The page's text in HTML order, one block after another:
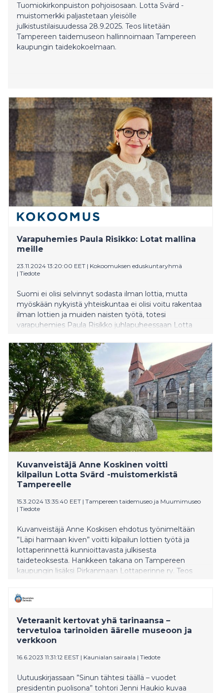
Tuomiokirkonpuiston pohjoisosaan. Lotta Svärd -
muistomerkki paljastetaan yleisölle
julkistustilaisuudessa 28.9.2025. Teos liitetään
Tampereen taidemuseon hallinnoimaan Tampereen
kaupungin taidekokoelmaan.
Varapuhemies Paula Risikko: Lotat mallina
meille
23.11.2024 13:20:00 EET | Kokoomuksen eduskuntaryhmä
| Tiedote
Suomi ei olisi selvinnyt sodasta ilman lottia, mutta
myöskään nykyistä yhteiskuntaa ei olisi voitu rakentaa
ilman lottien ja muiden naisten työtä, totesi
varapuhemies Paula Risikko juhlapuheessaan Lotta
vuotismuistotilaisuudessa 23.11.2024 Helsingissä.
Tilaisuuden järjesti Suomen Lottaperinneliitto.
Kuvanveistäjä Anne Koskinen voitti
kilpailun Lotta Svärd -muistomerkistä
Tampereelle
15.3.2024 13:35:40 EET | Tampereen taidemuseo ja Muumimuseo
| Tiedote
Kuvanveistäjä Anne Koskisen ehdotus työnimeltään
”Läpi harmaan kiven” voitti kilpailun lottien työtä ja
lottaperinnettä kunnioittavasta julkisesta
taideteoksesta. Hankkeen takana on Tampereen
kaupungin lisäksi Pirkanmaan Lottaperinne ry. Teos
pohjoispuolelle.
Veteraanit kertovat yhä tarinaansa –
tervetuloa tarinoiden äärelle museoon ja
verkkoon
16.6.2023 11:31:12 EEST | Kaunialan sairaala | Tiedote
Uutuuskirjassaan ”Sinun tähtesi täällä – vuodet
presidentin puolisona” tohtori Jenni Haukio kuvaa